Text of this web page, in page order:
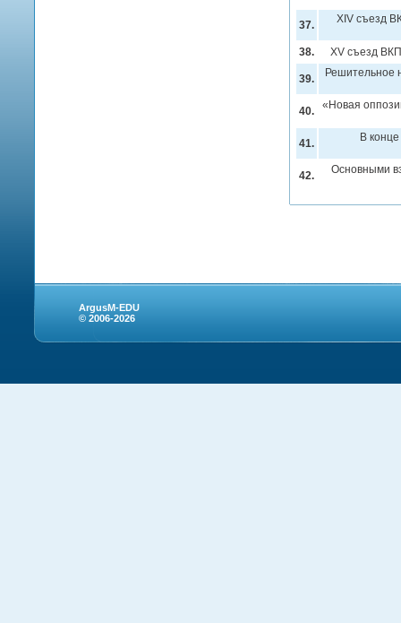
37. ХIV съезд
38. ХV съезд
39. Решительное
40. «Новая
41. В
42. Основными
ArgusM-EDU
© 2006-2026